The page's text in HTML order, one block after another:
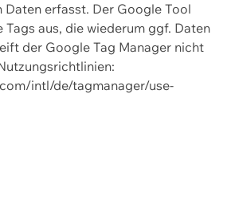
Daten erfasst. Der Google Tool
Tags aus, die wiederum ggf. Daten
der Google Tag Manager nicht
intl/de/tagmanager/use-